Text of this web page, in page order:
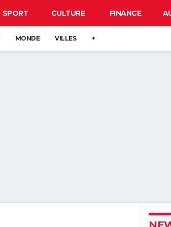
SPORT CULTURE FINANCE
MONDE VILLES +